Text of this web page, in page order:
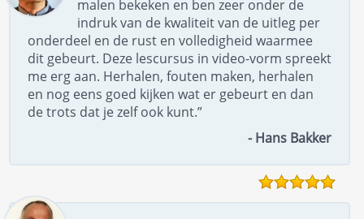
malen bekeken en ben zeer onder de
indruk van de kwaliteit van de uitleg per
onderdeel en de rust en volledigheid waarmee
dit gebeurt. Deze lescursus in video-vorm spreekt
me erg aan. Herhalen, fouten maken, herhalen
en nog eens goed kijken wat er gebeurt en dan
de trots dat je zelf ook kunt.”
- Hans Bakker